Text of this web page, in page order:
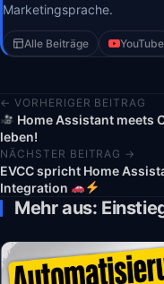
Marketingsprache.
Alle Beiträge YouTube
← VORHERIGER BEITRAG
Home Assistant meets
leben!
NÄCHSTER BEITRAG →
EVCC spricht Home
Integration
Mehr aus: